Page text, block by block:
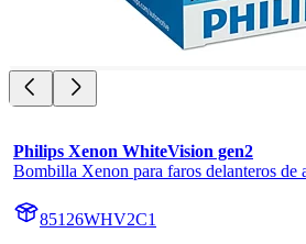
Philips Xenon WhiteVision gen2
Bombilla Xenon para faros delanteros de
85126WHV2C1